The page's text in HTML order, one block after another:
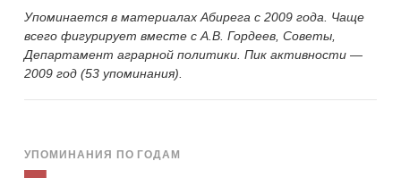
Упоминается в материалах Абирега с 2009 года. Чаще
всего фигурирует вместе с А.В. Гордеев, Советы,
Департамент аграрной политики. Пик активности —
2009 год (53 упоминания).
УПОМИНАНИЯ ПО ГОДАМ